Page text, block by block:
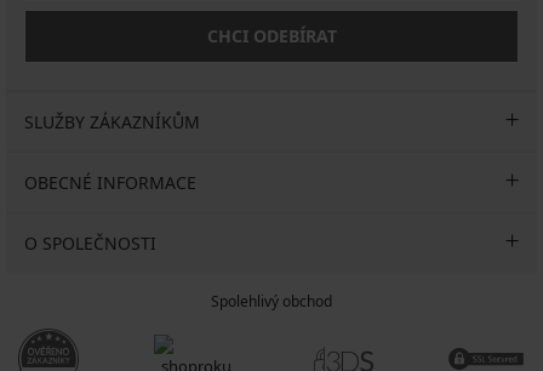
CHCI ODEBÍRAT
SLUŽBY ZÁKAZNÍKŮM
OBECNÉ INFORMACE
O SPOLEČNOSTI
Spolehlivý obchod